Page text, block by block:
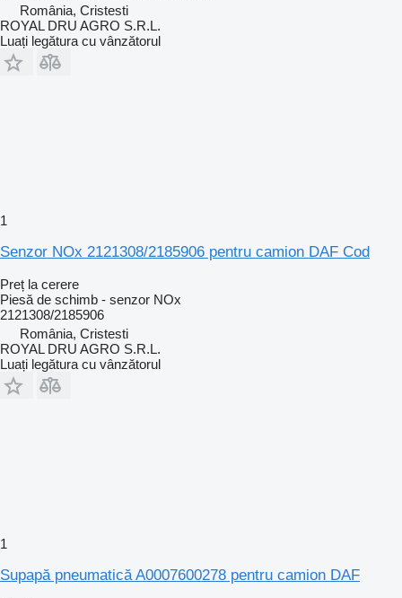
România, Cristesti
ROYAL DRU AGRO S.R.L.
Luați legătura cu vânzătorul
1
Senzor NOx 2121308/2185906 pentru camion DAF Cod
Preț la cerere
Piesă de schimb - senzor NOx
2121308/2185906
România, Cristesti
ROYAL DRU AGRO S.R.L.
Luați legătura cu vânzătorul
1
Supapă pneumatică A0007600278 pentru camion DAF